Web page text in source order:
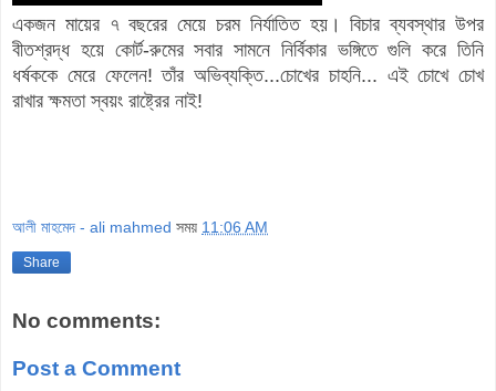
একজন মায়ের ৭ বছরের মেয়ে চরম নির্যাতিত হয়। বিচার ব্যবস্থার উপর
বীতশ্রদ্ধ হয়ে কোর্ট-রুমের সবার সামনে নির্বিকার ভঙ্গিতে গুলি করে তিনি
ধর্ষককে মেরে ফেলেন! তাঁর অভিব্যক্তি...চোখের চাহনি... এই চোখে চোখ
রাখার ক্ষমতা স্বয়ং রাষ্ট্রের নাই!
আলী মাহমেদ - ali mahmed সময় 11:06 AM
Share
No comments:
Post a Comment